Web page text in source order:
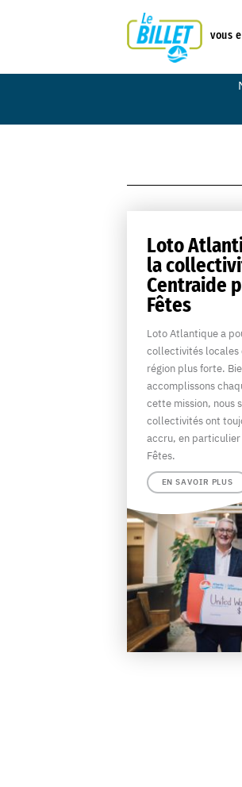
vous
Loto
la
Centraide
Fêtes
Loto Atlantique a
collectivités locales
région plus forte.
accomplissons
cette mission, nous
collectivités ont
accru, en
Fêtes.
EN SAVOIR PLUS